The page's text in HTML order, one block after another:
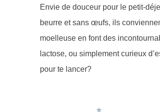
Envie de douceur pour le petit-
beurre et sans œufs, ils
moelleuse en font des
lactose, ou simplement curieux
pour te lancer?
★